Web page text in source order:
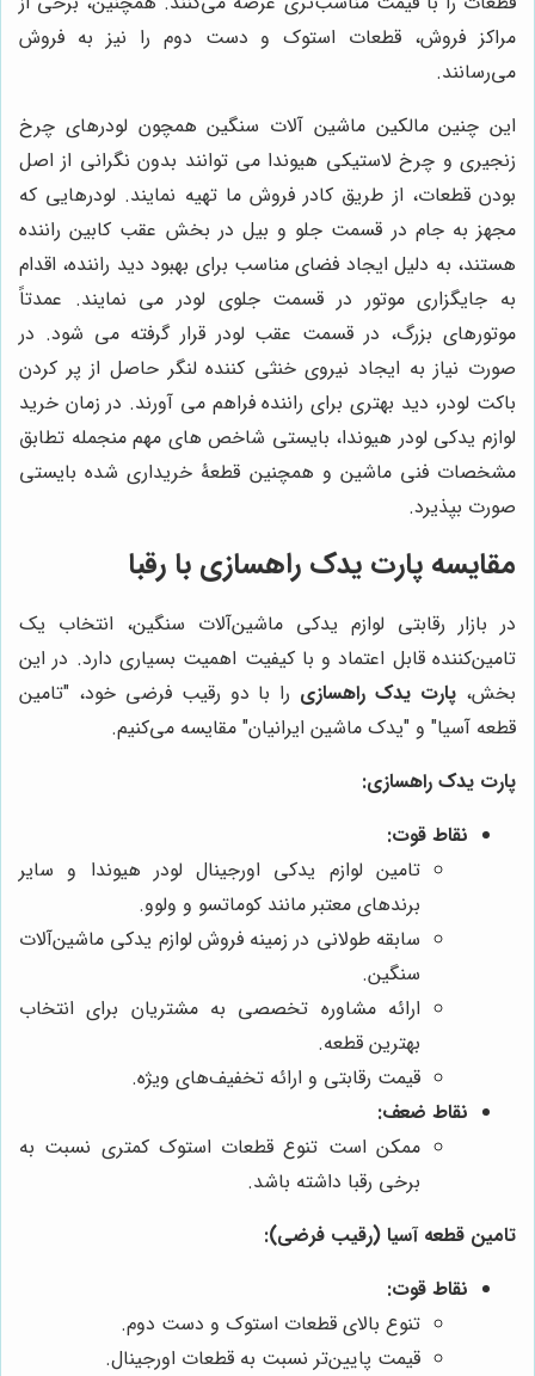
مراکز فروش، قطعات استوک و دست دوم را نیز به فروش
می‌رسانند.
این چنین مالکین ماشین آلات سنگین همچون لودرهای چرخ
زنجیری و چرخ لاستیکی هیوندا می توانند بدون نگرانی از اصل
بودن قطعات، از طریق کادر فروش ما تهیه نمایند. لودرهایی که
مجهز به جام در قسمت جلو و بیل در بخش عقب کابین راننده
هستند، به دلیل ایجاد فضای مناسب برای بهبود دید راننده، اقدام
به جایگزاری موتور در قسمت جلوی لودر می نمایند. عمدتاً
موتورهای بزرگ، در قسمت عقب لودر قرار گرفته می شود. در
صورت نیاز به ایجاد نیروی خنثی کننده لنگر حاصل از پر کردن
باکت لودر، دید بهتری برای راننده فراهم می آورند. در زمان خرید
لوازم یدکی لودر هیوندا، بایستی شاخص های مهم منجمله تطابق
مشخصات فنی ماشین و همچنین قطعۀ خریداری شده بایستی
صورت بپذیرد.
مقایسه پارت یدک راهسازی با رقبا
در بازار رقابتی لوازم یدکی ماشین‌آلات سنگین، انتخاب یک
تامین‌کننده قابل اعتماد و با کیفیت اهمیت بسیاری دارد. در این
بخش، پارت یدک راهسازی را با دو رقیب فرضی خود، "تامین
قطعه آسیا" و "یدک ماشین ایرانیان" مقایسه می‌کنیم.
پارت یدک راهسازی:
نقاط قوت:
تامین لوازم یدکی اورجینال لودر هیوندا و سایر
برندهای معتبر مانند کوماتسو و ولوو.
سابقه طولانی در زمینه فروش لوازم یدکی ماشین‌آلات
سنگین.
ارائه مشاوره تخصصی به مشتریان برای انتخاب
بهترین قطعه.
قیمت رقابتی و ارائه تخفیف‌های ویژه.
نقاط ضعف:
ممکن است تنوع قطعات استوک کمتری نسبت به
برخی رقبا داشته باشد.
تامین قطعه آسیا (رقیب فرضی):
نقاط قوت:
تنوع بالای قطعات استوک و دست دوم.
قیمت پایین‌تر نسبت به قطعات اورجینال.